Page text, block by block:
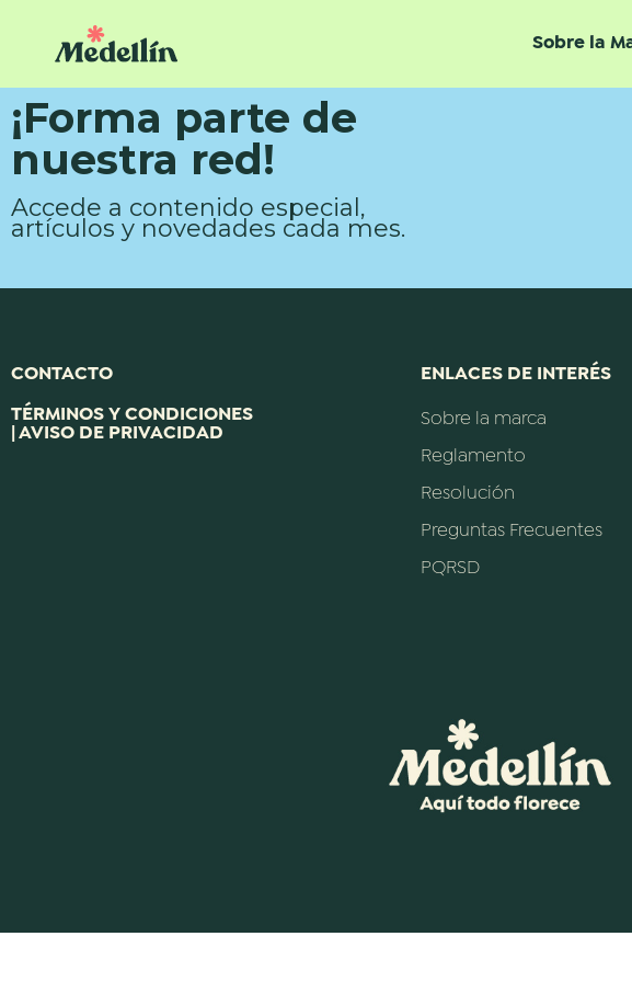
Sobre la
¡Forma parte de
nuestra red!
Accede a contenido especial,
artículos y novedades cada mes.
CONTACTO
TÉRMINOS Y CONDICIONES
| AVISO DE PRIVACIDAD
ENLACES DE INTERÉS
Sobre la marca
Reglamento
Resolución
Preguntas Frecuentes
PQRSD